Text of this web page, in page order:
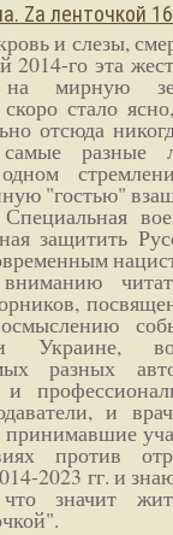
Zа ленточкой
и слезы,
2014-го эта
мирную
стало
отсюда
разные
"гостью"
защитить
Украине,
разных
и
и
против
2023 гг. и
значит